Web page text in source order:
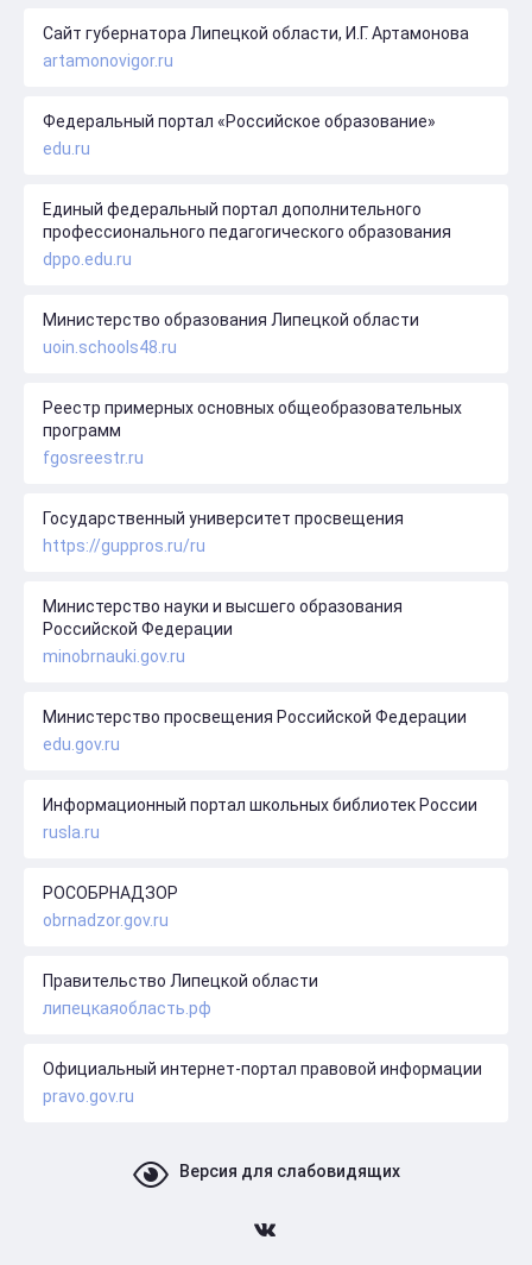
Сайт губернатора Липецкой области, И.Г. Артамонова
artamonovigor.ru
Федеральный портал «Российское образование»
edu.ru
Единый федеральный портал дополнительного
профессионального педагогического образования
dppo.edu.ru
Министерство образования Липецкой области
uoin.schools48.ru
Реестр примерных основных общеобразовательных
программ
fgosreestr.ru
Государственный университет просвещения
https://guppros.ru/ru
Министерство науки и высшего образования
Российской Федерации
minobrnauki.gov.ru
Министерство просвещения Российской Федерации
edu.gov.ru
Информационный портал школьных библиотек России
rusla.ru
РОСОБРНАДЗОР
obrnadzor.gov.ru
Правительство Липецкой области
липецкаяобласть.рф
Официальный интернет-портал правовой информации
pravo.gov.ru
Версия для слабовидящих